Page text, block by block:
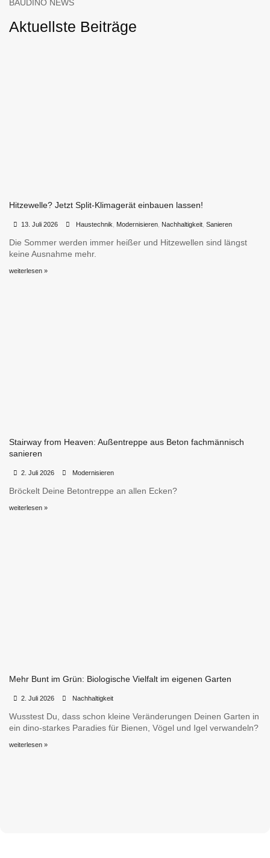
BAUDINO NEWS
Aktuellste Beiträge
Hitzewelle? Jetzt Split-Klimagerät einbauen lassen!
13. Juli 2026 Haustechnik, Modernisieren, Nachhaltigkeit, Sanieren
Die Sommer werden immer heißer und Hitzewellen sind längst
keine Ausnahme mehr.
weiterlesen »
Stairway from Heaven: Außentreppe aus Beton fachmännisch
sanieren
2. Juli 2026 Modernisieren
Bröckelt Deine Betontreppe an allen Ecken?
weiterlesen »
Mehr Bunt im Grün: Biologische Vielfalt im eigenen Garten
2. Juli 2026 Nachhaltigkeit
Wusstest Du, dass schon kleine Veränderungen Deinen Garten in
ein dino-starkes Paradies für Bienen, Vögel und Igel verwandeln?
weiterlesen »